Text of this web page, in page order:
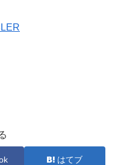
はてブ